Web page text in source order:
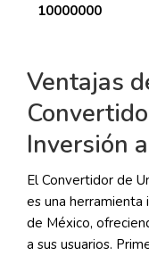
10000000
Ventajas
Inversión
El Convertidor de
es una
de México,
a sus usuarios.